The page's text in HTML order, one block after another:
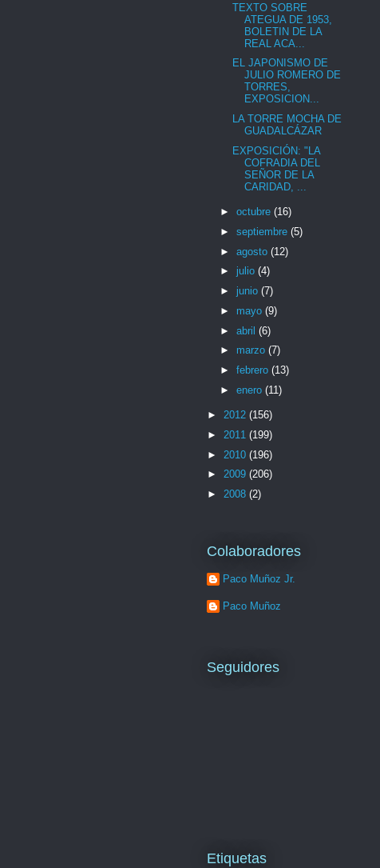
TEXTO SOBRE
ATEGUA DE 1953,
BOLETIN DE LA
REAL ACA...
EL JAPONISMO DE
JULIO ROMERO DE
TORRES,
EXPOSICION...
LA TORRE MOCHA DE
GUADALCÁZAR
EXPOSICIÓN: "LA
COFRADIA DEL
SEÑOR DE LA
CARIDAD, ...
► octubre (16)
► septiembre (5)
► agosto (12)
► julio (4)
► junio (7)
► mayo (9)
► abril (6)
► marzo (7)
► febrero (13)
► enero (11)
► 2012 (156)
► 2011 (199)
► 2010 (196)
► 2009 (206)
► 2008 (2)
Colaboradores
Paco Muñoz Jr.
Paco Muñoz
Seguidores
Etiquetas